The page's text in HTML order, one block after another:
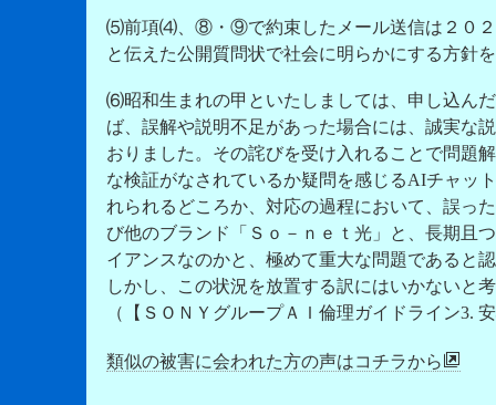
⑸前項⑷、⑧・⑨で約束したメール送信は２０２
と伝えた公開質問状で社会に明らかにする方針
⑹昭和生まれの甲といたしましては、申し込ん
ば、誤解や説明不足があった場合には、誠実な
おりました。その詫びを受け入れることで問題
な検証がなされているか疑問を感じるAIチャッ
れられるどころか、対応の過程において、誤
び他のブランド「Ｓｏ－ｎｅｔ光」と、長期且
イアンスなのかと、極めて重大な問題であると
しかし、この状況を放置する訳にはいかないと
（【ＳＯＮＹグループＡＩ倫理ガイドライン3.
類似の被害に会われた方の声はコチラから